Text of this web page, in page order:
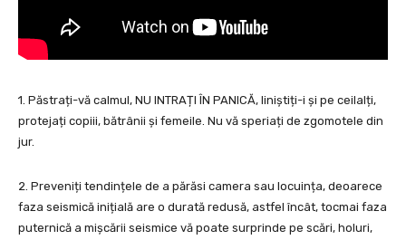
1. Păstrați-vă calmul, NU INTRAȚI ÎN PANICĂ, liniștiți-i și pe ceilalți,
protejați copiii, bătrânii și femeile. Nu vă speriați de zgomotele din
jur.
2. Preveniți tendințele de a părăsi camera sau locuința, deoarece
faza seismică inițială are o durată redusă, astfel încât, tocmai faza
puternică a mișcării seismice vă poate surprinde pe scări, holuri,